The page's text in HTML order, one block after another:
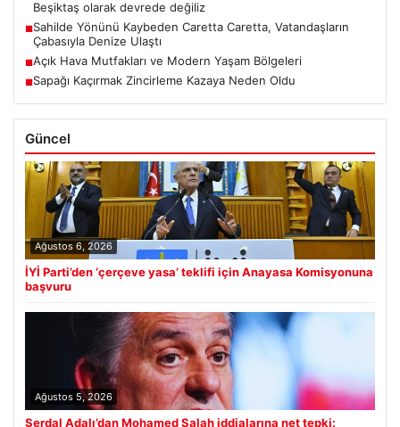
Beşiktaş olarak devrede değiliz
■Sahilde Yönünü Kaybeden Caretta Caretta, Vatandaşların
Çabasıyla Denize Ulaştı
■Açık Hava Mutfakları ve Modern Yaşam Bölgeleri
■Sapağı Kaçırmak Zincirleme Kazaya Neden Oldu
Güncel
Ağustos 6, 2026
İYİ Parti’den ‘çerçeve yasa’ teklifi için Anayasa Komisyonuna
başvuru
Ağustos 5, 2026
Serdal Adalı’dan Mohamed Salah iddialarına net tepki: